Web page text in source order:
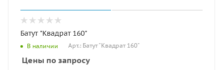
Батут "Квадрат 160"
В наличии Арт.: Батут "Квадрат 160"
Цены по запросу